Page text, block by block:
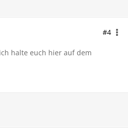
#4
halte euch hier auf dem